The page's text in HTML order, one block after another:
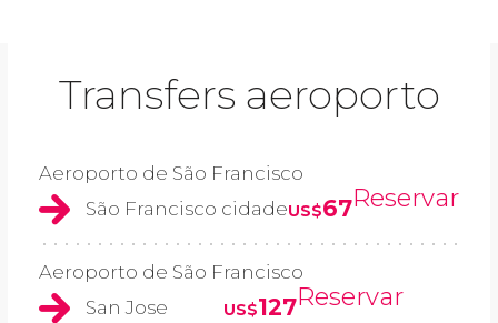
Transfers aeroporto
Aeroporto de São Francisco
São Francisco cidadeUS$67Reservar
Aeroporto de São Francisco
San Jose
US$127Reservar